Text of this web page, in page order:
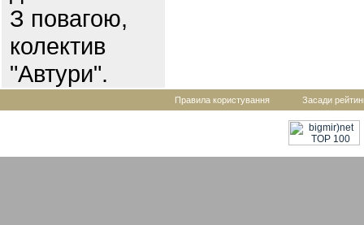
З повагою,
колектив
"Автури".
Правила користування Засади